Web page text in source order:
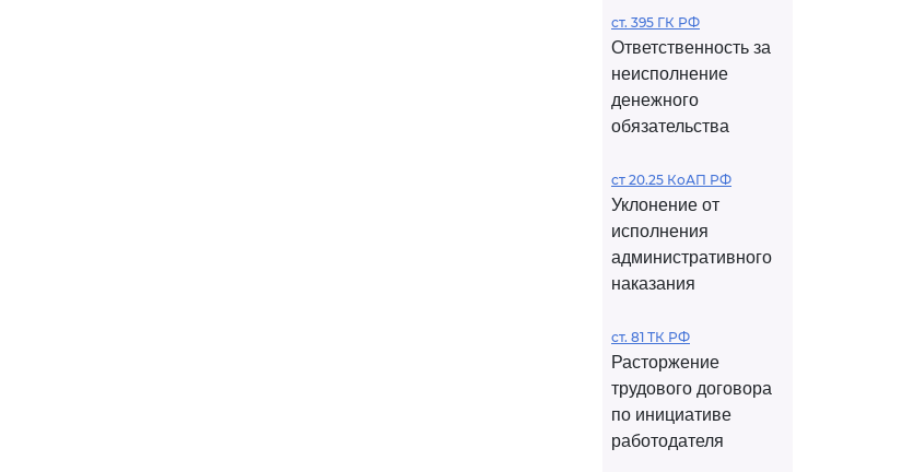
ст. 395 ГК РФ
Ответственность за
неисполнение
денежного
обязательства
ст 20.25 КоАП РФ
Уклонение от
исполнения
административного
наказания
ст. 81 ТК РФ
Расторжение
трудового договора
по инициативе
работодателя